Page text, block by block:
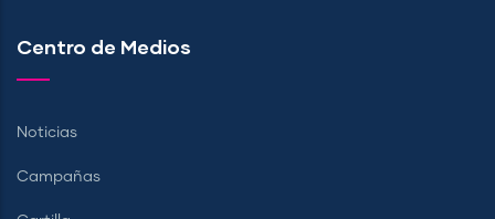
Centro de Medios
Noticias
Campañas